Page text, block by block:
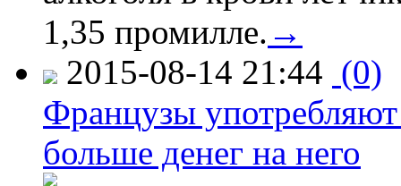
1,35 промилле. →
2015-08-14 21:44 (0)
Французы
больше денег на него